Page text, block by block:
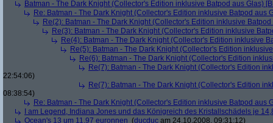
Batman - The Dark Knight (Collector's Edition inklusive Batpod aus Glas)
Re: Batman - The Dark Knight (Collector's Edition inklusive Batpod aus
Re(2): Batman - The Dark Knight (Collector's Edition inklusive
Re(3): Batman - The Dark Knight (Collector's Edition inklusive
Re(4): Batman - The Dark Knight (Collector's Edition inklusive
Re(5): Batman - The Dark Knight (Collector's Edition
Re(6): Batman - The Dark Knight (Collector's Edition
Re(7): Batman - The Dark Knight (Collector's Edition
22:54:06)
Re(7): Batman - The Dark Knight (Collector's Edition
08:38:54)
Re: Batman - The Dark Knight (Collector's Edition inklusive Batpod aus
I am Legend, Indiana Jones und das Königreich des Kristallschädels je
Ocean's 13 um 11,97 euronnen (ducduc am 24.10.2008, 09:31:12)